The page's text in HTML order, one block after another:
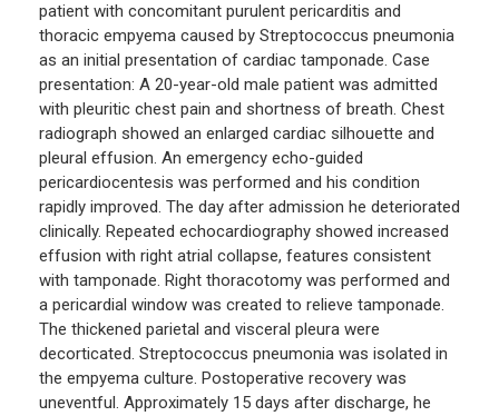
patient with concomitant purulent pericarditis and
thoracic empyema caused by Streptococcus pneumonia
as an initial presentation of cardiac tamponade. Case
presentation: A 20-year-old male patient was admitted
with pleuritic chest pain and shortness of breath. Chest
radiograph showed an enlarged cardiac silhouette and
pleural effusion. An emergency echo-guided
pericardiocentesis was performed and his condition
rapidly improved. The day after admission he deteriorated
clinically. Repeated echocardiography showed increased
effusion with right atrial collapse, features consistent
with tamponade. Right thoracotomy was performed and
a pericardial window was created to relieve tamponade.
The thickened parietal and visceral pleura were
decorticated. Streptococcus pneumonia was isolated in
the empyema culture. Postoperative recovery was
uneventful. Approximately 15 days after discharge, he